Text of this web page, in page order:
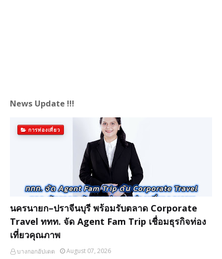
News Update !!!
การท่องเที่ยว
นครนายก–ปราจีนบุรี พร้อมรับตลาด Corporate
Travel ททท. จัด Agent Fam Trip เชื่อมธุรกิจท่อง
เที่ยวคุณภาพ
บางกอกอัปเดต
August 07, 2026